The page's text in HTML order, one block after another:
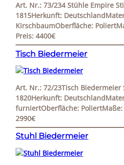
Art. Nr.: 73/234 Stühle Empire
1815Herkunft:
KirschbaumOberfläche:
Preis: 4400€
Tisch Biedermeier
Art. Nr.: 72/23Tisch
1820Herkunft:
furniertOberfläche: PoliertMaße:
2990€
Stuhl Biedermeier